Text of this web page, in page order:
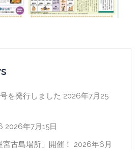
を発行しました 2026年7月25
2026年7月15日
古島場所」開催！
2026年6月